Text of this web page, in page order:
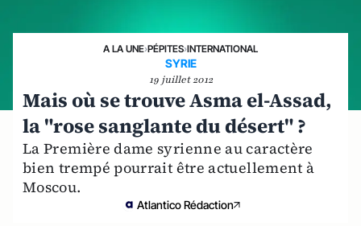
A LA UNE›PÉPITES›INTERNATIONAL
SYRIE
19 juillet 2012
Mais où se trouve Asma el-Assad,
la "rose sanglante du désert" ?
La Première dame syrienne au caractère
bien trempé pourrait être actuellement à
Moscou.
Atlantico Rédaction